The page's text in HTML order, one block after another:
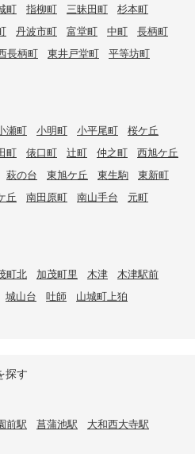
町 指柳町 三昧田町
杉本町
丹波市町 富堂町 中町
長柄町
長柄町 東井戸堂町
平等坊町
瀬町 小明町 小平尾町
桜ケ丘
町 俵口町 辻町 仲之町
西旭ケ丘
萩の台 東旭ケ丘 東生駒
東新町
丘 南田原町 南山手台
元町
町北 加茂町里 木津
木津駅前
城山台 吐師
山城町上狛
探す
前駅 菖蒲池駅
大和西大寺駅